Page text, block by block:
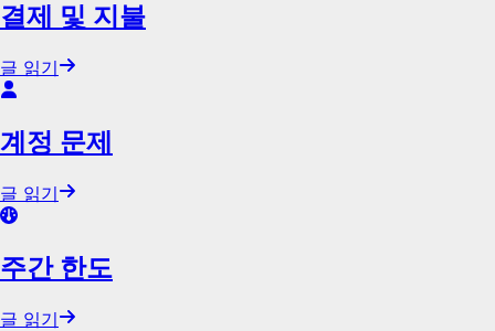
결제 및 지불
글 읽기
계정 문제
글 읽기
주간 한도
글 읽기